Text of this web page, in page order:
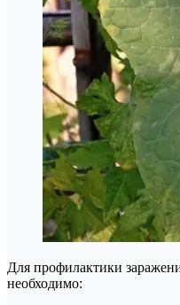
Для профилактики
необходимо: